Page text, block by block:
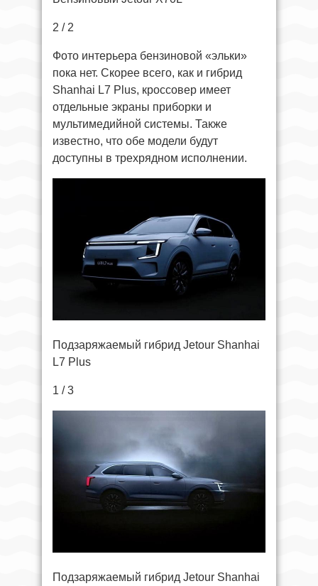
2 / 2
Фото интерьера бензиновой «эльки»
пока нет. Скорее всего, как и гибрид
Shanhai L7 Plus, кроссовер имеет
отдельные экраны приборки и
мультимедийной системы. Также
известно, что обе модели будут
доступны в трехрядном исполнении.
Подзаряжаемый гибрид Jetour Shanhai
L7 Plus
1 / 3
Подзаряжаемый гибрид Jetour Shanhai